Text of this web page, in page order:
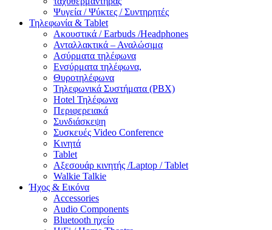
Ψυγεία / Ψύκτες / Συντηρητές
Τηλεφωνία & Tablet
Ακουστικά / Earbuds /Headphones
Ανταλλακτικά – Αναλώσιμα
Ασύρματα τηλέφωνα
Ενσύρματα τηλέφωνα,
Θυροτηλέφωνα
Τηλεφωνικά Συστήματα (PBX)
Hotel Τηλέφωνα
Περιφερειακά
Συνδιάσκεψη
Συσκευές Video Conference
Κινητά
Tablet
Αξεσουάρ κινητής /Laptop / Tablet
Walkie Talkie
Ήχος & Εικόνα
Accessories
Audio Components
Bluetooth ηχείο